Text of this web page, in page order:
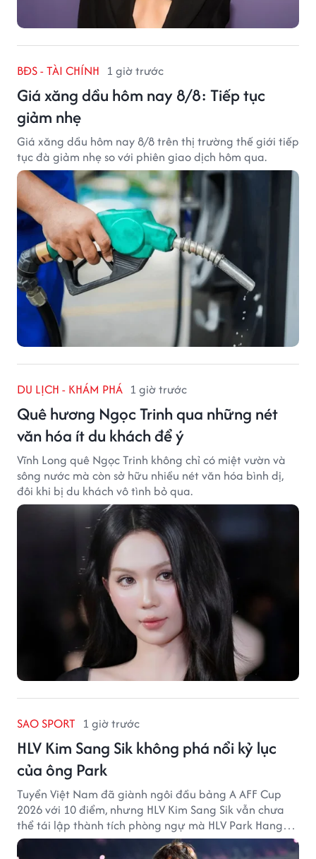
BĐS - TÀI CHÍNH 1 giờ trước
Giá xăng dầu hôm nay 8/8: Tiếp tục
giảm nhẹ
Giá xăng dầu hôm nay 8/8 trên thị trường thế giới tiếp
tục đà giảm nhẹ so với phiên giao dịch hôm qua.
DU LỊCH - KHÁM PHÁ 1 giờ trước
Quê hương Ngọc Trinh qua những nét
văn hóa ít du khách để ý
Vĩnh Long quê Ngọc Trinh không chỉ có miệt vườn và
sông nước mà còn sở hữu nhiều nét văn hóa bình dị,
đôi khi bị du khách vô tình bỏ qua.
SAO SPORT 1 giờ trước
HLV Kim Sang Sik không phá nổi kỷ lục
của ông Park
Tuyển Việt Nam đã giành ngôi đầu bảng A AFF Cup
2026 với 10 điểm, nhưng HLV Kim Sang Sik vẫn chưa
thể tái lập thành tích phòng ngự mà HLV Park Hang
Seo từng tạo ra.